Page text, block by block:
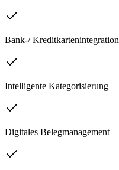
Bank-/ Kreditkartenintegration
Intelligente Kategorisierung
Digitales Belegmanagement